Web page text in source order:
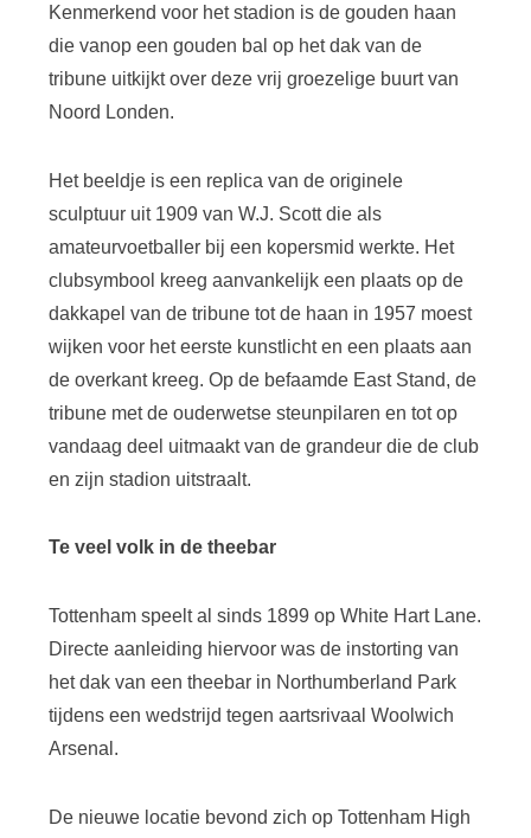
Kenmerkend voor het stadion is de gouden haan
die vanop een gouden bal op het dak van de
tribune uitkijkt over deze vrij groezelige buurt van
Noord Londen.
Het beeldje is een replica van de originele
sculptuur uit 1909 van W.J. Scott die als
amateurvoetballer bij een kopersmid werkte. Het
clubsymbool kreeg aanvankelijk een plaats op de
dakkapel van de tribune tot de haan in 1957 moest
wijken voor het eerste kunstlicht en een plaats aan
de overkant kreeg. Op de befaamde East Stand, de
tribune met de ouderwetse steunpilaren en tot op
vandaag deel uitmaakt van de grandeur die de club
en zijn stadion uitstraalt.
Te veel volk in de theebar
Tottenham speelt al sinds 1899 op White Hart Lane.
Directe aanleiding hiervoor was de instorting van
het dak van een theebar in Northumberland Park
tijdens een wedstrijd tegen aartsrivaal Woolwich
Arsenal.
De nieuwe locatie bevond zich op Tottenham High